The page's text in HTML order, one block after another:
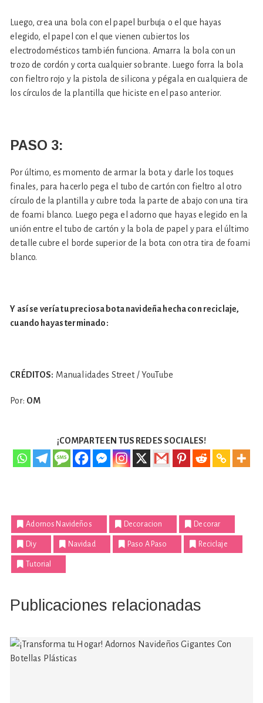
Luego, crea una bola con el papel burbuja o el que hayas
elegido, el papel con el que vienen cubiertos los
electrodomésticos también funciona. Amarra la bola con un
trozo de cordón y corta cualquier sobrante. Luego forra la bola
con fieltro rojo y la pistola de silicona y pégala en cualquiera de
los círculos de la plantilla que hiciste en el paso anterior.
PASO 3:
Por último, es momento de armar la bota y darle los toques
finales, para hacerlo pega el tubo de cartón con fieltro al otro
círculo de la plantilla y cubre toda la parte de abajo con una tira
de foami blanco. Luego pega el adorno que hayas elegido en la
unión entre el tubo de cartón y la bola de papel y para el último
detalle cubre el borde superior de la bota con otra tira de foami
blanco.
Y así se vería tu preciosa bota navideña hecha con reciclaje,
cuando hayas terminado:
CRÉDITOS: Manualidades Street / YouTube
Por: OM
¡COMPARTE EN TUS REDES SOCIALES!
Adornos Navideños Decoracion Decorar
Diy Navidad Paso A Paso Reciclaje
Tutorial
Publicaciones relacionadas